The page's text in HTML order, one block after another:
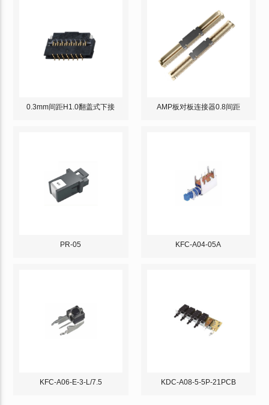
0.3mm间距H1.0翻盖式下接 AMP板对板连接器0.8间距
PR-05 KFC-A04-05A
KFC-A06-E-3-L/7.5 KDC-A08-5-5P-21PCB